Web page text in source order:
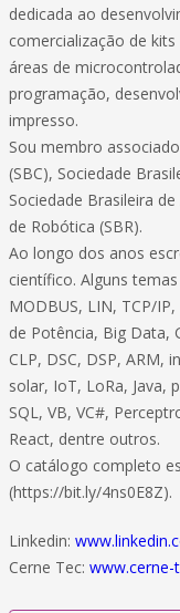
dedicada ao
comercialização de
áreas de
programação,
impresso.
Sou membro
(SBC), Sociedade
Sociedade Brasileira
de Robótica (SBR).
Ao longo dos anos
científico. Alguns
MODBUS, LIN, TCP/
de Potência, Big Data,
CLP, DSC, DSP, ARM,
solar, IoT, LoRa, Java,
SQL, VB, VC#,
React, dentre outros.
O catálogo completo
(https://bit.ly/4ns0E8Z).
Linkedin:
Cerne Tec: www.cerne-